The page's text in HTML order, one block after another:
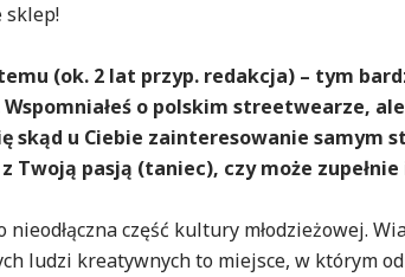
sklep!
(ok. 2 lat przyp. redakcja) – tym
Wspomniałeś o polskim streetwearze,
skąd u Ciebie zainteresowanie samym
Twoją pasją (taniec), czy może
nieodłączna część kultury młodzieżowej.
ludzi kreatywnych to miejsce, w którym